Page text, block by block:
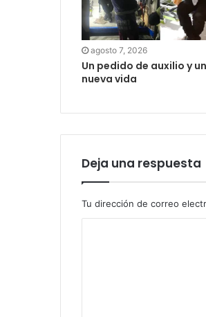
agosto 7, 2026
Un pedido de auxilio y
nueva vida
Deja una respuesta
Tu dirección de correo